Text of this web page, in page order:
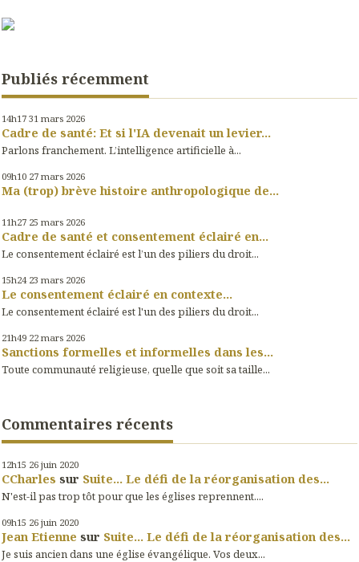
Publiés récemment
14h17 31 mars 2026
Cadre de santé: Et si l'IA devenait un levier...
Parlons franchement. L’intelligence artificielle à...
09h10 27 mars 2026
Ma (trop) brève histoire anthropologique de...
11h27 25 mars 2026
Cadre de santé et consentement éclairé en...
Le consentement éclairé est l’un des piliers du droit...
15h24 23 mars 2026
Le consentement éclairé en contexte...
Le consentement éclairé est l'un des piliers du droit...
21h49 22 mars 2026
Sanctions formelles et informelles dans les...
Toute communauté religieuse, quelle que soit sa taille...
Commentaires récents
12h15 26 juin 2020
CCharles sur Suite... Le défi de la réorganisation des...
N'est-il pas trop tôt pour que les églises reprennent....
09h15 26 juin 2020
Jean Etienne sur Suite... Le défi de la réorganisation des...
Je suis ancien dans une église évangélique. Vos deux...